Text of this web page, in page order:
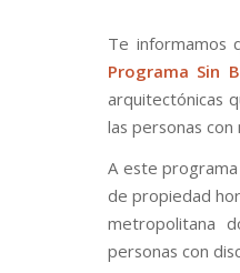
Te informamos
Programa Sin
arquitectónicas
las personas con
A este
de propiedad
metropolitana
personas con